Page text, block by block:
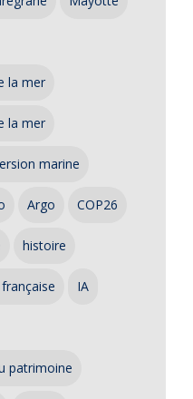
la mer
la mer
marine
Argo COP26
histoire
IA
patrimoine